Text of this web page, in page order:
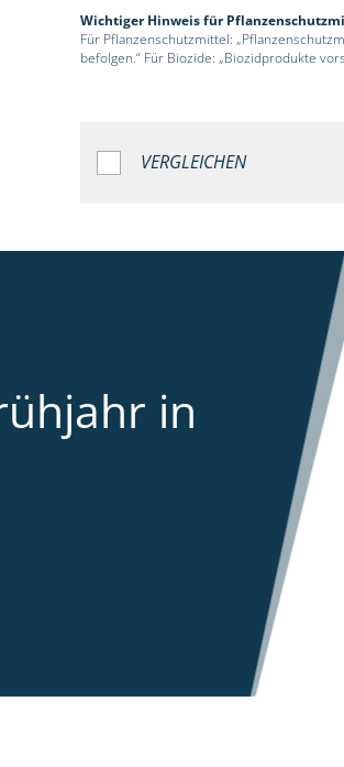
Wichtiger Hinweis für
Für Pflanzenschutzmittel:
befolgen.“ Für Biozide: „Biozidprodukte
VERGLEICHEN
in